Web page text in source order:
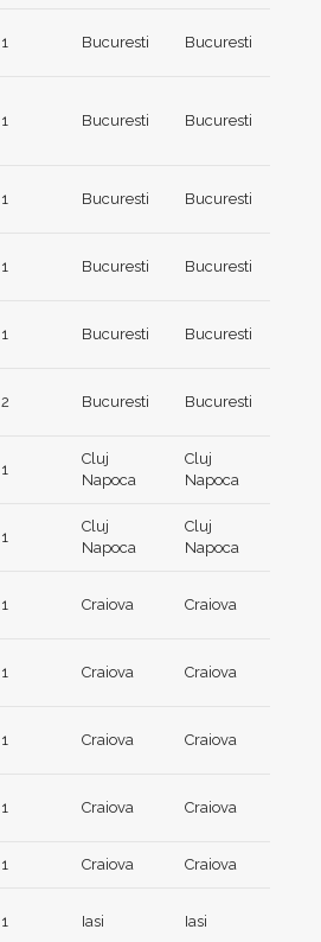
1 Bucuresti Bucuresti
1 Bucuresti Bucuresti
1 Bucuresti Bucuresti
1 Bucuresti Bucuresti
1 Bucuresti Bucuresti
2 Bucuresti Bucuresti
1
Cluj
Napoca
Cluj
Napoca
1
Cluj
Napoca
Cluj
Napoca
1 Craiova Craiova
1 Craiova Craiova
1 Craiova Craiova
1 Craiova Craiova
1 Craiova Craiova
1 Iasi Iasi